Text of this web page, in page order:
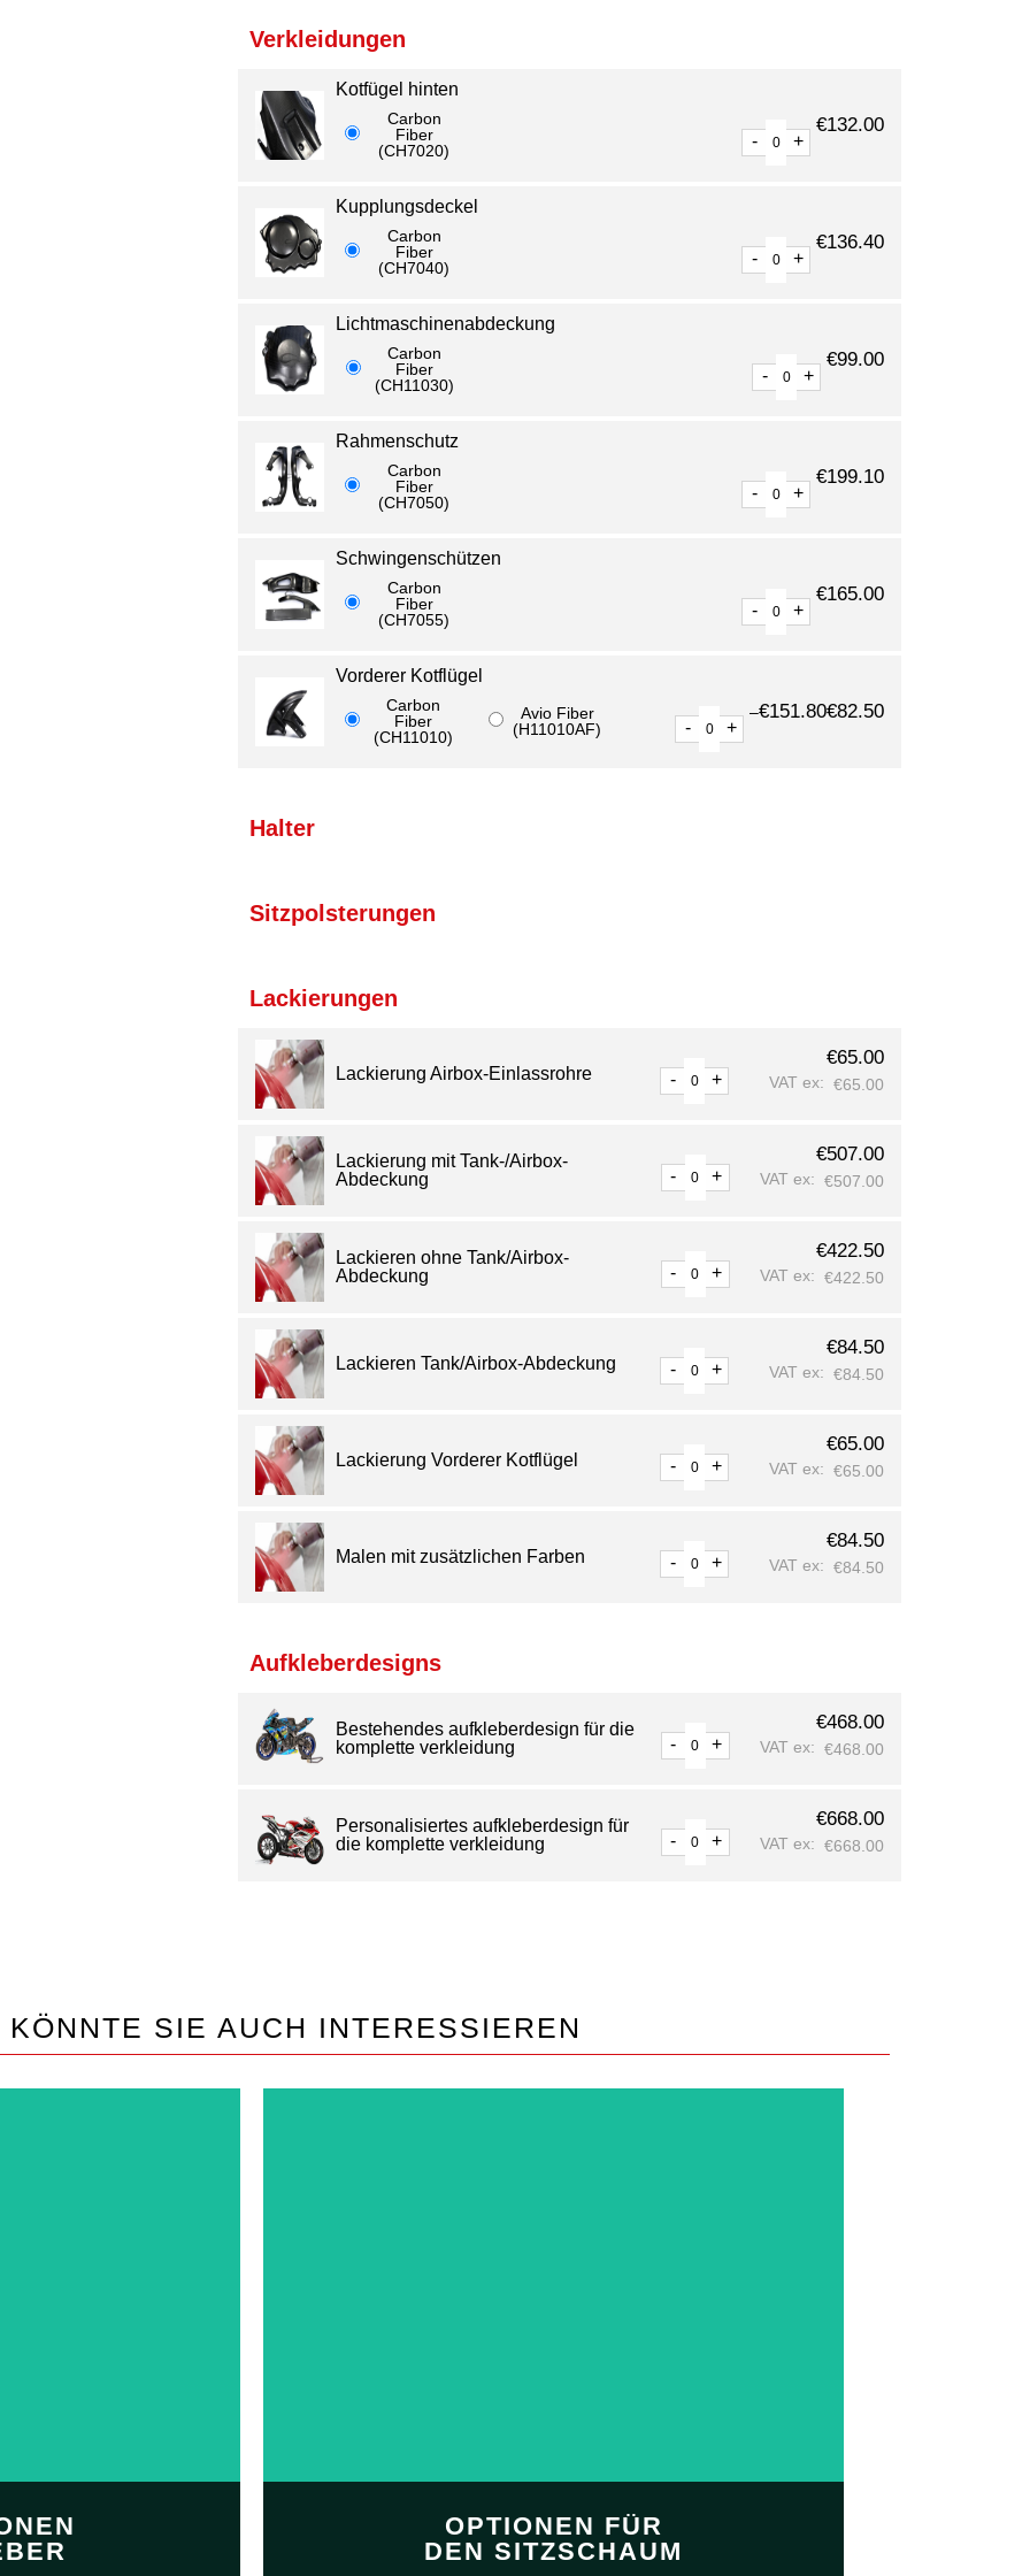
Verkleidungen
Kotfügel hinten
Carbon
Fiber
(CH7020)
- +
€132.00
Kupplungsdeckel
Carbon
Fiber
(CH7040)
- +
€136.40
Lichtmaschinenabdeckung
Carbon
Fiber
(CH11030)
- +
€99.00
Rahmenschutz
Carbon
Fiber
(CH7050)
- +
€199.10
Schwingenschützen
Carbon
Fiber
(CH7055)
- +
€165.00
Vorderer Kotflügel
Carbon
Fiber
(CH11010)
Avio Fiber
(H11010AF)
- +
€82.50
–€151.80
Halter
Sitzpolsterungen
Lackierungen
Lackierung Airbox-Einlassrohre - +
€65.00
VAT ex: €65.00
Lackierung mit Tank-/Airbox-
Abdeckung
- +
€507.00
VAT ex: €507.00
Lackieren ohne Tank/Airbox-
Abdeckung
- +
€422.50
VAT ex: €422.50
Lackieren Tank/Airbox-Abdeckung - +
€84.50
VAT ex: €84.50
Lackierung Vorderer Kotflügel - +
€65.00
VAT ex: €65.00
Malen mit zusätzlichen Farben - +
€84.50
VAT ex: €84.50
Aufkleberdesigns
Bestehendes aufkleberdesign für die
komplette verkleidung
- +
€468.00
VAT ex: €468.00
Personalisiertes aufkleberdesign für
die komplette verkleidung
- +
€668.00
VAT ex: €668.00
KÖNNTE SIE AUCH INTERESSIEREN
OPTIONEN FÜR
DEN SITZSCHAUM